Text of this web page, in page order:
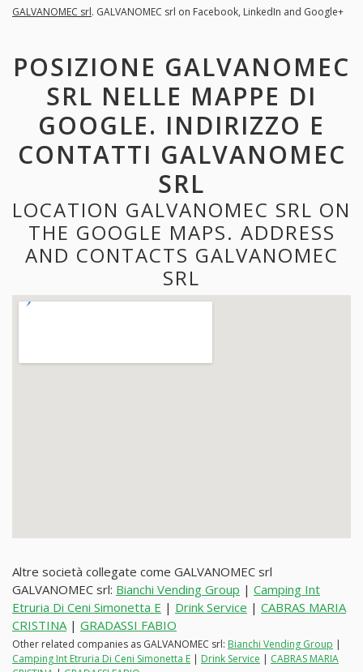
GALVANOMEC srl. GALVANOMEC srl on Facebook, LinkedIn and Google+
POSIZIONE GALVANOMEC
SRL NELLE MAPPE DI
GOOGLE. INDIRIZZO E
CONTATTI GALVANOMEC
SRL
LOCATION GALVANOMEC SRL ON
THE GOOGLE MAPS. ADDRESS
AND CONTACTS GALVANOMEC
SRL
Altre società collegate come GALVANOMEC srl
GALVANOMEC srl: Bianchi Vending Group | Camping Int
Etruria Di Ceni Simonetta E | Drink Service | CABRAS MARIA
CRISTINA| GRADASSI FABIO
Other related companies as GALVANOMEC srl: Bianchi Vending Group |
Camping Int Etruria Di Ceni Simonetta E | Drink Service | CABRAS MARIA